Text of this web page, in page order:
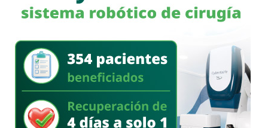
combustibles.
En un segundo cateo, realizado en la comunidad de
Laguna de San Vicente, también en territorio potosino, la
FGR aseguró otro inmueble donde presuntamente operaba
un centro de procesamiento ilegal de hidrocarburos.